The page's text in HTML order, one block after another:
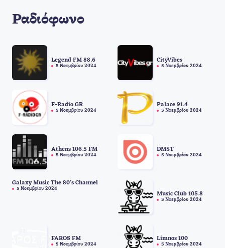
Ραδιόφωνο
Legend FM 88.6
5 Νοεμβρίου 2024
CityVibes
5 Νοεμβρίου 2024
F-Radio GR
5 Νοεμβρίου 2024
Palace 91.4
5 Νοεμβρίου 2024
Athens 106.5 FM
5 Νοεμβρίου 2024
DMST
5 Νοεμβρίου 2024
Galaxy Music The 80’s Channel
5 Νοεμβρίου 2024
Music Club 105.8
5 Νοεμβρίου 2024
FAROS FM
5 Νοεμβρίου 2024
Limnos 100
5 Νοεμβρίου 2024